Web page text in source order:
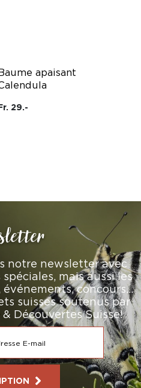
apaisant
29.-
notre newsletter avec
mais aussi les
concours…
suisses soutenus par
Découvertes Suisse!